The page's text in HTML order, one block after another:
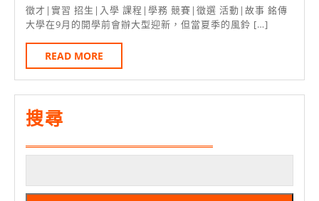
豔
館
幕
管
桃
園
微
迎
陽
邀
月
16
徵才|實習 招生|入學 課程|學務 競賽|徵選 活動|故事 銘傳
大學在9月的開學前會辦大型迎新，但當夏季的風鈴 […]
READ MORE
MORE
搜尋